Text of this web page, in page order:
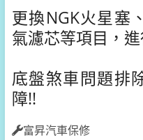
更換NGK火星塞
氣濾芯等項目，
底盤煞車問題排
障!!
富昇汽車保修